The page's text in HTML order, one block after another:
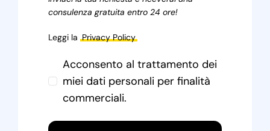
consulenza gratuita entro 24 ore!
Leggi la Privacy Policy
Acconsento al trattamento dei
miei dati personali per finalità
commerciali.